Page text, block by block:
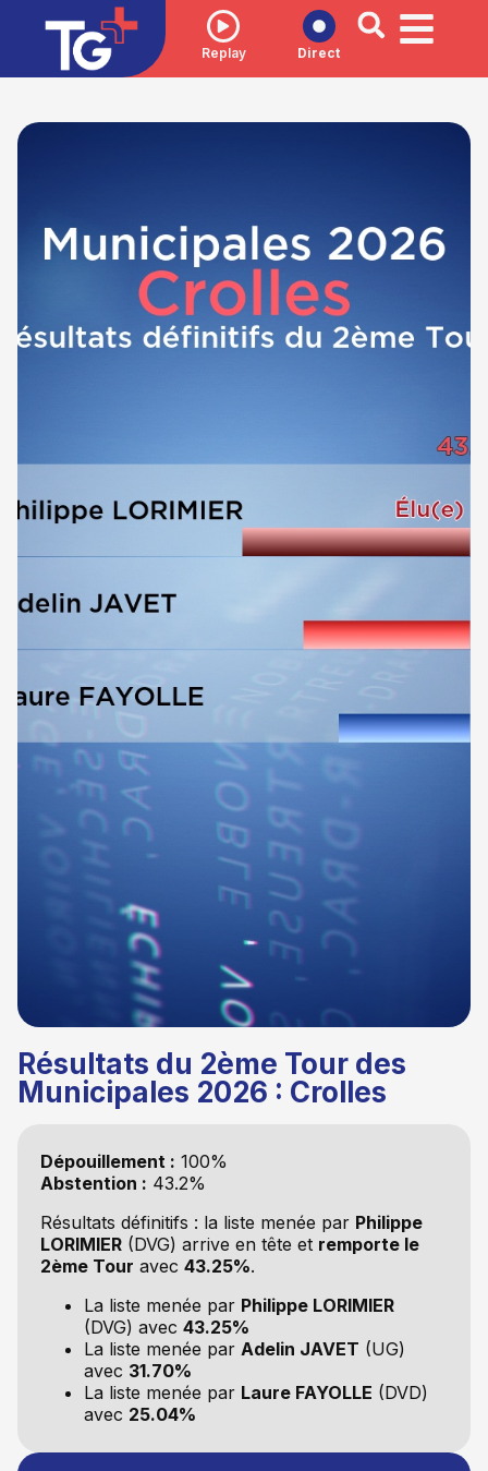
Replay Direct
Résultats du 2ème Tour des
Municipales 2026 : Crolles
Dépouillement : 100%
Abstention : 43.2%
Résultats définitifs : la liste menée par Philippe
LORIMIER(DVG) arrive en tête et remporte le
2ème Tour avec 43.25%.
La liste menée par Philippe LORIMIER
(DVG) avec 43.25%
La liste menée par Adelin JAVET (UG)
avec 31.70%
La liste menée par Laure FAYOLLE (DVD)
avec 25.04%